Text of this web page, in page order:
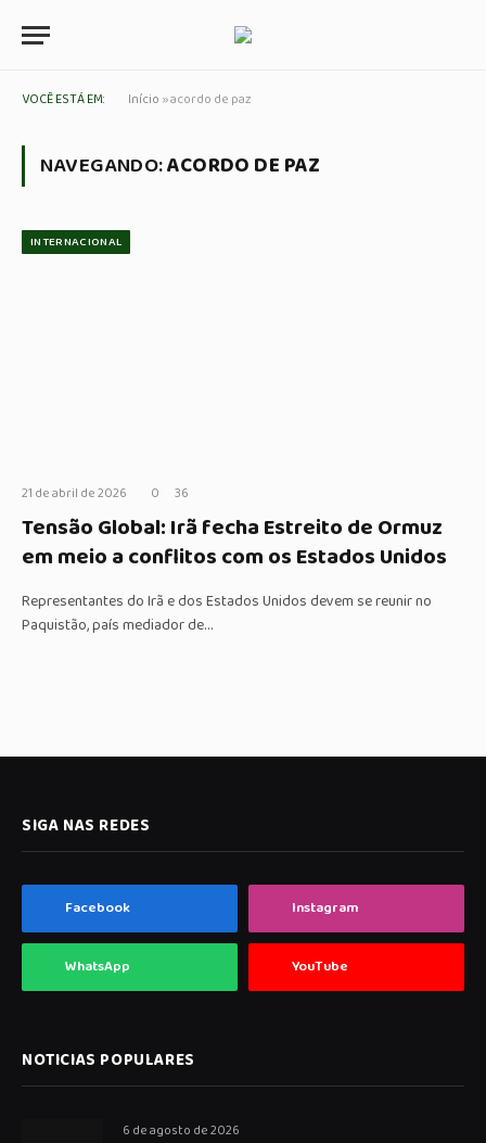
VOCÊ ESTÁ EM: Início »acordo de paz
NAVEGANDO:ACORDO DE PAZ
INTERNACIONAL
21 de abril de 2026 0 36
Tensão Global: Irã fecha Estreito de Ormuz
em meio a conflitos com os Estados Unidos
Representantes do Irã e dos Estados Unidos devem se reunir no
Paquistão, país mediador de…
SIGA NAS REDES
Facebook Instagram
WhatsApp YouTube
NOTICIAS POPULARES
6 de agosto de 2026